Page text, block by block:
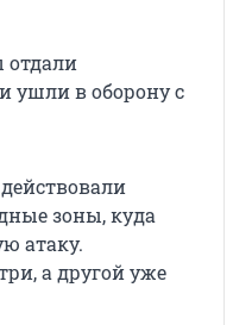
отдали
ушли в оборону с
зоны, куда
атаку.
а другой уже